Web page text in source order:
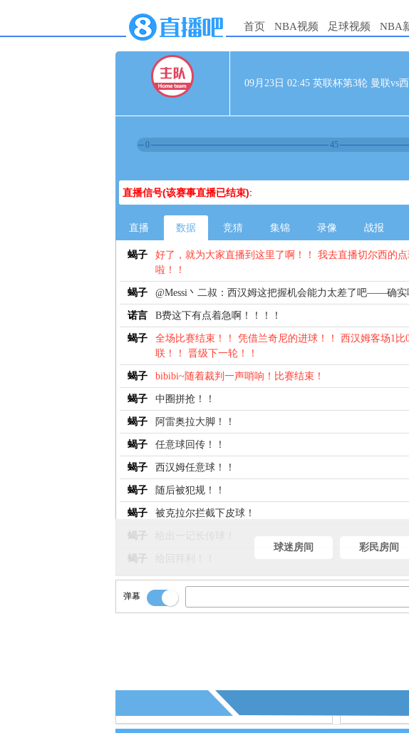
首页 NBA视频 足球视频 NBA
09月23日 02:45 英联杯第3轮 曼联vs
0 45
直播信号(该赛事直播已结束):
直播 数据 竞猜 集锦 录像 战报
蝎子
好了，就为大家直播到这里了啊！！ 我去直播切尔西的
啦！！
蝎子 @Messi丶二叔：西汉姆这把握机会能力太差了吧——确实
诺言 B费这下有点着急啊！！！！
蝎子
全场比赛结束！！ 凭借兰奇尼的进球！！ 西汉姆客场1比
联！！ 晋级下一轮！！
蝎子 bibibi~随着裁判一声哨响！比赛结束！
蝎子 中圈拼抢！！
蝎子 阿雷奥拉大脚！！
蝎子 任意球回传！！
蝎子 西汉姆任意球！！
蝎子 随后被犯规！！
蝎子 被克拉尔拦截下皮球！
蝎子
蝎子
蝎子 分林德洛夫脚下！！
蝎子 亨德森！！ 短传拜利！！
球迷房间 彩民房间
弹幕